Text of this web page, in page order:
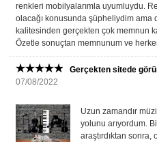
renkleri mobilyalarımla uyumluydu.
olacağı konusunda şüpheliydim ama
kalitesinden gerçekten çok memnun
Özetle sonuçtan memnunum ve
Gerçekten sitede
07/08/2022
Uzun zamandır
yolunu arıyordum.
araştırdıktan